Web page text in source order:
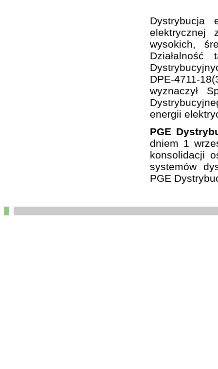
Dystrybucja
elektrycznej
wysokich,
DPE-4711-
wyznaczył
energii
PGE
dniem 1
konsolidacji
systemów
PGE